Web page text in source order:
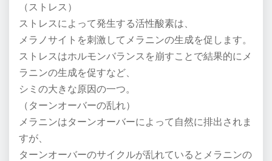
（ストレス）
ストレスによって発生する活性酸素は、
メラノサイトを刺激してメラニンの生成を促します。
ストレスはホルモンバランスを崩すことで結果的にメ
ラニンの生成を促すなど、
シミの大きな原因の一つ。
（ターンオーバーの乱れ）
メラニンはターンオーバーによって自然に排出されま
すが、
ターンオーバーのサイクルが乱れているとメラニンの